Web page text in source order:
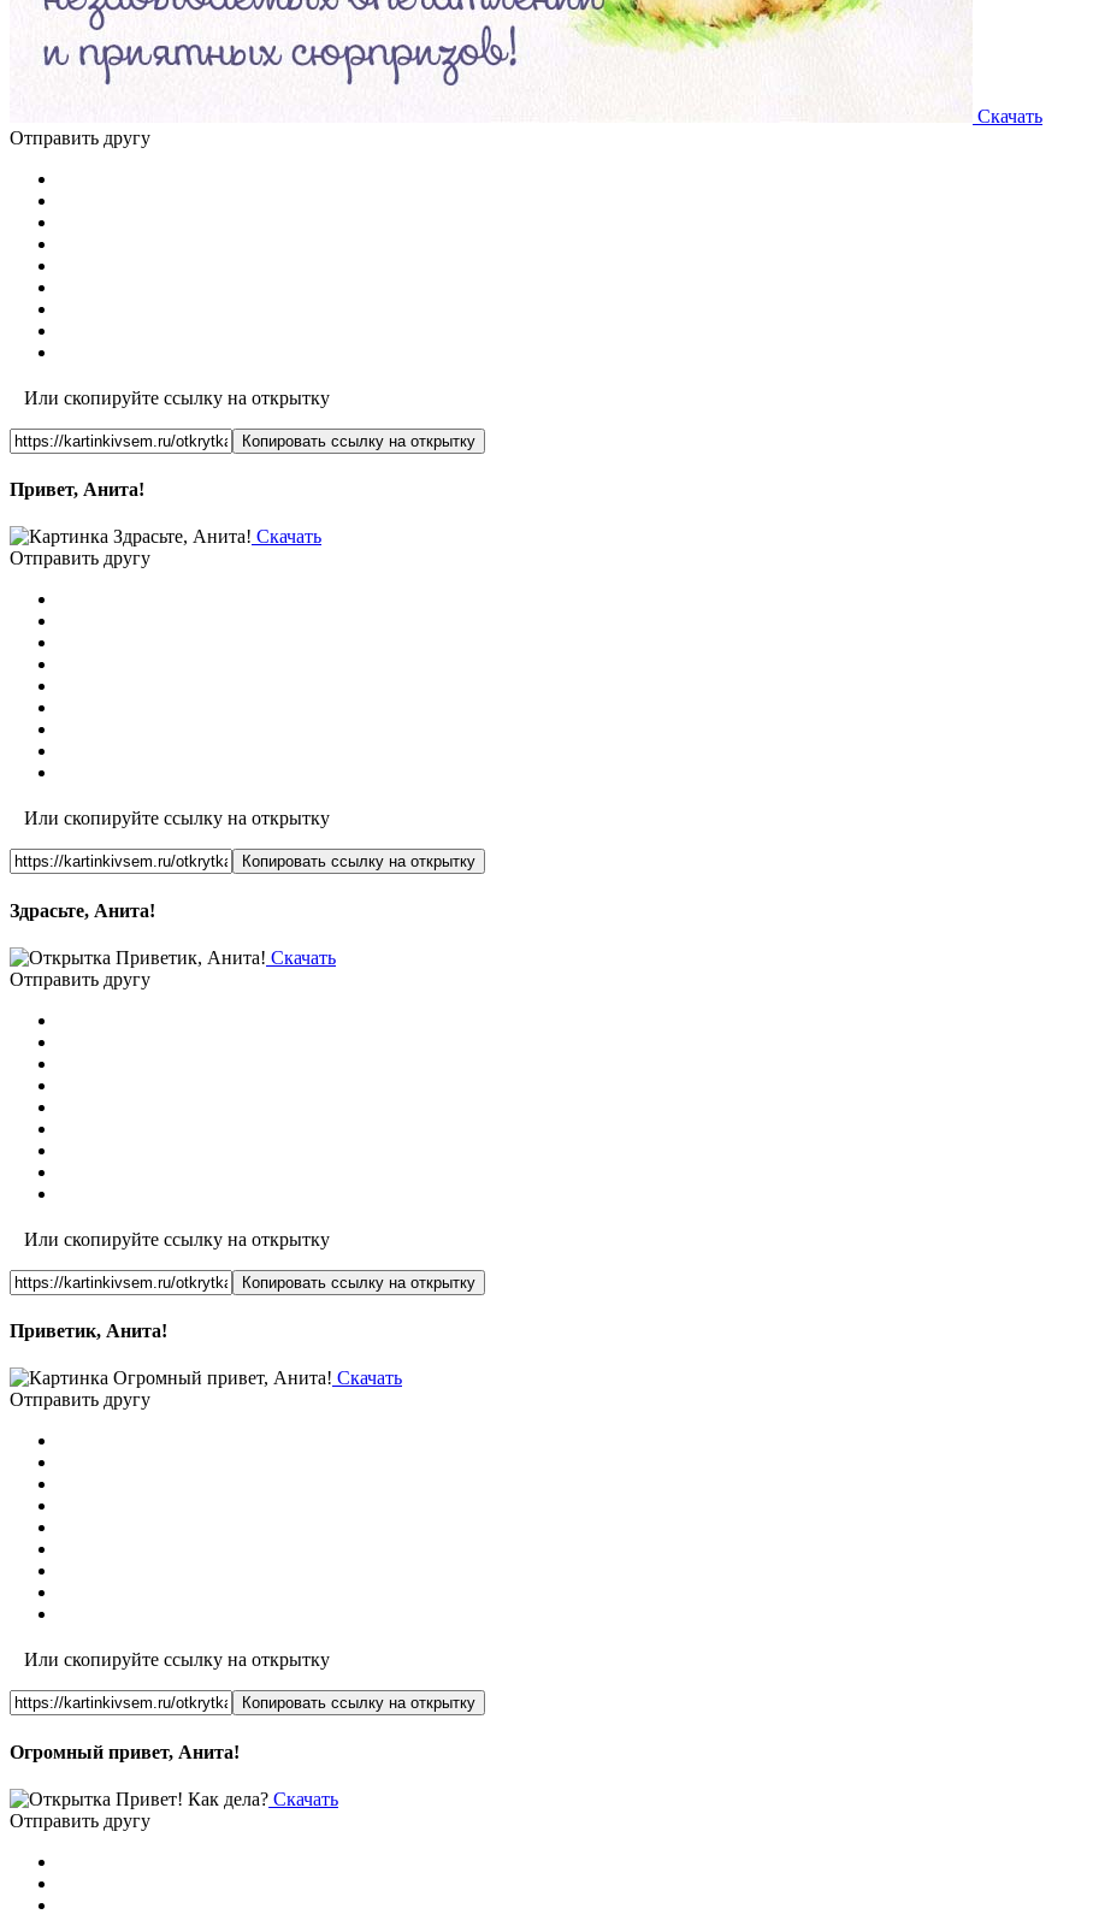
Скачать
Отправить другу
Или скопируйте ссылку на открытку
Копировать ссылку на открытку
Привет, Анита!
Скачать
Отправить другу
Или скопируйте ссылку на открытку
Копировать ссылку на открытку
Здрасьте, Анита!
Скачать
Отправить другу
Или скопируйте ссылку на открытку
Копировать ссылку на открытку
Приветик, Анита!
Скачать
Отправить другу
Или скопируйте ссылку на открытку
Копировать ссылку на открытку
Огромный привет, Анита!
Скачать
Отправить другу